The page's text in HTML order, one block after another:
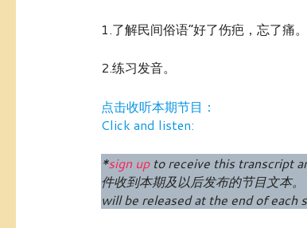
1.了解民间俗语“好了伤疤，忘了痛。
2.练习发音。
点击收听本期节目：
Click and listen:
*sign up to receive this transcript
件收到本期及以后发布的节目文本。
will be released at the end of each